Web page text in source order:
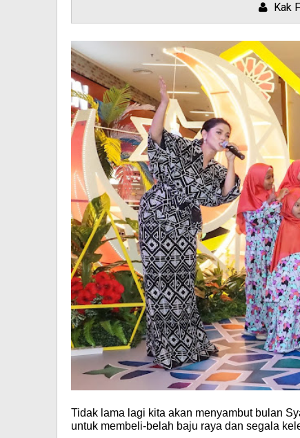
Kak
Tidak lama lagi kita akan menyambut bulan
untuk membeli-belah baju raya dan segala